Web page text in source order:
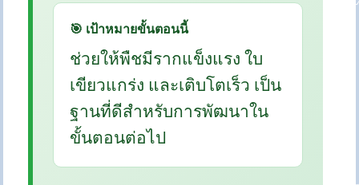
🎯 เป้าหมายขั้นตอนนี้
ช่วยให้พืชมีรากแข็งแรง ใบ
เขียวแกร่ง และเติบโตเร็ว เป็น
ฐานที่ดีสำหรับการพัฒนาใน
ขั้นตอนต่อไป